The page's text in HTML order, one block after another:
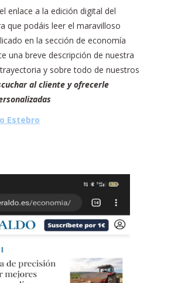
enlace a la edición digital del
que podáis leer el maravilloso
en la sección de economía
una breve descripción de nuestra
y sobre todo de nuestros
al cliente y ofrecerle
Estebro